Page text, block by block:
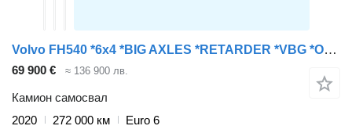
Volvo FH540 *6x4 *BIG AXLES *RETARDER *VBG *ONLY 272tkm
69 900 € ≈ 136 900 лв.
Камион самосвал
2020
272 000 км
Euro 6